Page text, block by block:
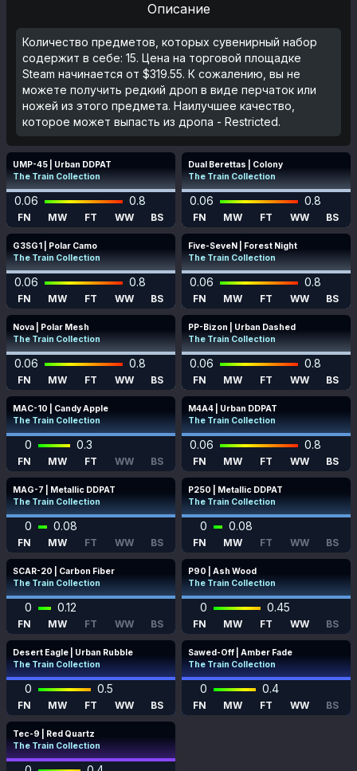
Описание
Количество предметов, которых сувенирный набор
содержит в себе: 15. Цена на торговой площадке
Steam начинается от $319.55. К сожалению, вы не
можете получить редкий дроп в виде перчаток или
ножей из этого предмета. Наилучшее качество,
которое может выпасть из дропа - Restricted.
UMP-45 | Urban DDPAT
The Train Collection
0.06 0.8
FN MW FT WW BS
Dual Berettas | Colony
The Train Collection
0.06 0.8
FN MW FT WW BS
G3SG1 | Polar Camo
The Train Collection
0.06 0.8
FN MW FT WW BS
Five-SeveN | Forest Night
The Train Collection
0.06 0.8
FN MW FT WW BS
Nova | Polar Mesh
The Train Collection
0.06 0.8
FN MW FT WW BS
PP-Bizon | Urban Dashed
The Train Collection
0.06 0.8
FN MW FT WW BS
MAC-10 | Candy Apple
The Train Collection
0 0.3
FN MW FT WW BS
M4A4 | Urban DDPAT
The Train Collection
0.06 0.8
FN MW FT WW BS
MAG-7 | Metallic DDPAT
The Train Collection
0 0.08
FN MW FT WW BS
P250 | Metallic DDPAT
The Train Collection
0 0.08
FN MW FT WW BS
SCAR-20 | Carbon Fiber
The Train Collection
0 0.12
FN MW FT WW BS
P90 | Ash Wood
The Train Collection
0 0.45
FN MW FT WW BS
Desert Eagle | Urban Rubble
The Train Collection
0 0.5
FN MW FT WW BS
Sawed-Off | Amber Fade
The Train Collection
0 0.4
FN MW FT WW BS
Tec-9 | Red Quartz
The Train Collection